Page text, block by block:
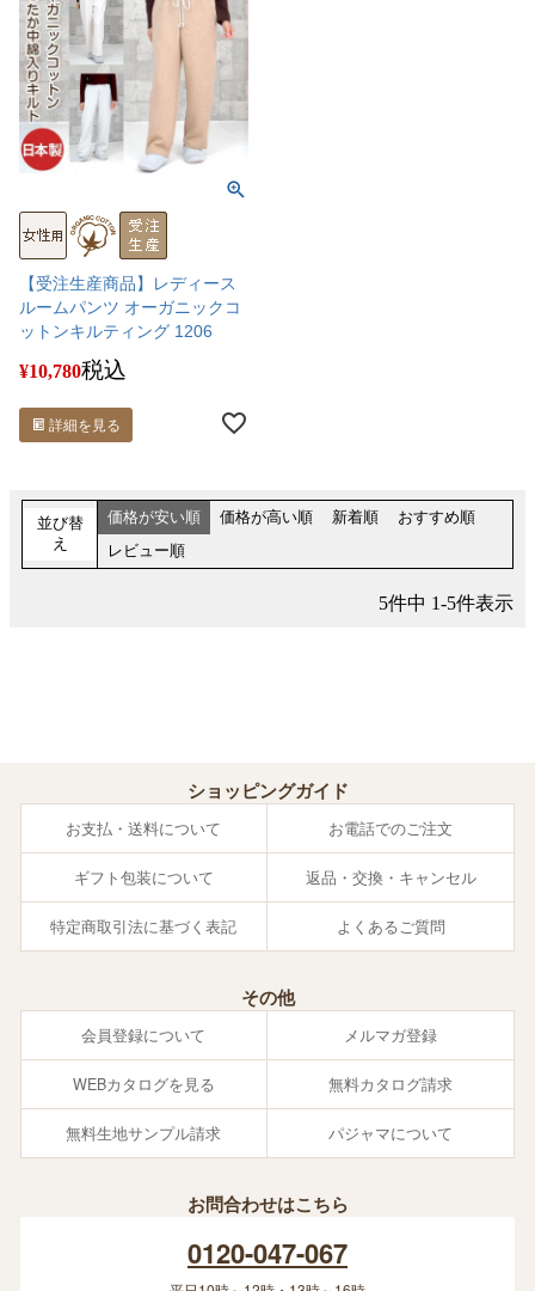
【受注生産商品】レディース
ルームパンツ オーガニックコ
ットンキルティング 1206
¥10,780税込
詳細を見る
並び替
え
価格が安い順 価格が高い順 新着順
おすすめ順
レビュー順
5件中 1-5件表示
ショッピングガイド
お支払・送料について お電話でのご注文
ギフト包装について 返品・交換・キャンセル
特定商取引法に基づく表記 よくあるご質問
その他
会員登録について メルマガ登録
WEBカタログを見る 無料カタログ請求
無料生地サンプル請求 パジャマについて
お問合わせはこちら
0120-047-067